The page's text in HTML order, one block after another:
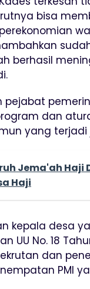
bisa
berhasil
pejabat
dan
yang terjadi
Jema'ah Haji
Haji
kepala desa
UU No. 18
dan
PMI